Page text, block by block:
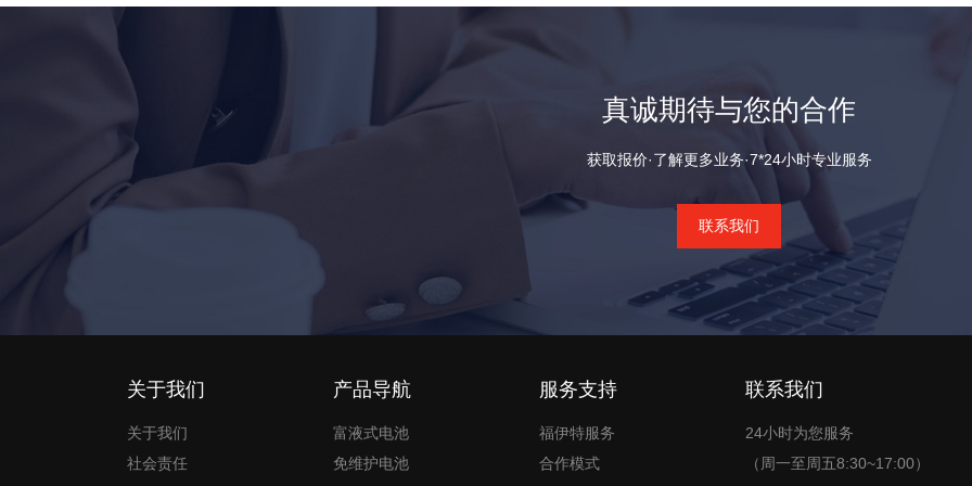
真诚期待与您的合作
获取报价·了解更多业务·7*24小时专业服务
联系我们
关于我们
关于我们
社会责任
产品导航
富液式电池
免维护电池
服务支持
福伊特服务
合作模式
联系我们
24小时为您服务
（周一至周五8:30~17:00）